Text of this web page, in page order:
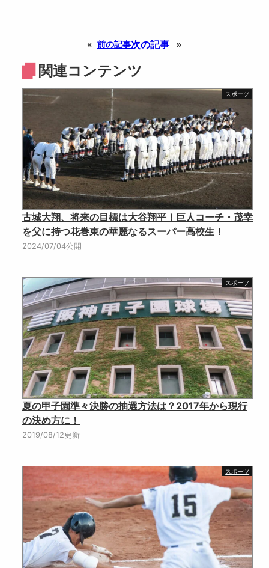
« 前の記事次の記事 »
関連コンテンツ
スポーツ
古城大翔、将来の目標は大谷翔平！巨人コーチ・茂幸
を父に持つ花巻東の華麗なるスーパー高校生！
2024/07/04公開
スポーツ
夏の甲子園準々決勝の抽選方法は？2017年から現行
の決め方に！
2019/08/12更新
スポーツ